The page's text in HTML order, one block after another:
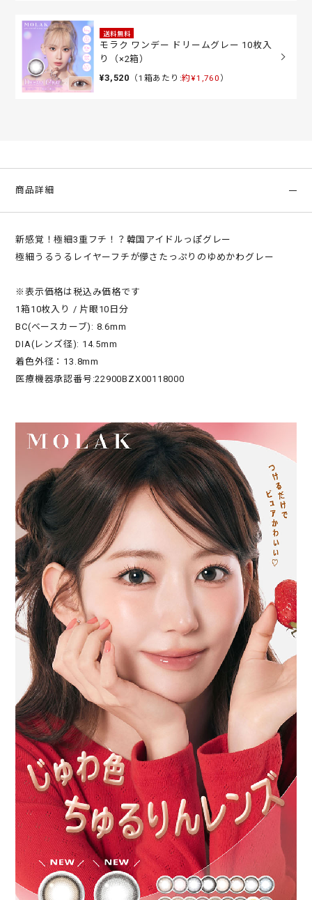
送料無料
モラク ワンデー ドリームグレー 10枚入
り（×2箱）
¥3,520 （1箱あたり:約¥1,760 ）
商品詳細
新感覚！極細3重フチ！？韓国アイドルっぽグレー
極細うるうるレイヤーフチが儚さたっぷりのゆめかわグレー
※表示価格は税込み価格です
1箱10枚入り / 片眼10日分
BC(ベースカーブ): 8.6mm
DIA(レンズ径): 14.5mm
着色外径：13.8mm
医療機器承認番号:22900BZX00118000